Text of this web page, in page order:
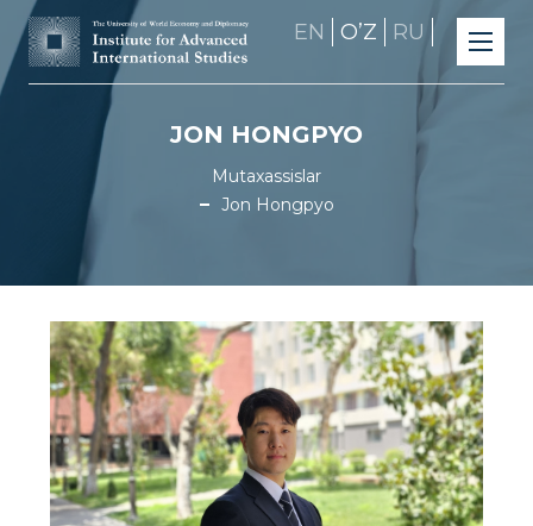
EN OʼZ RU
JON HONGPYO
Mutaxassislar
Jon Hongpyo